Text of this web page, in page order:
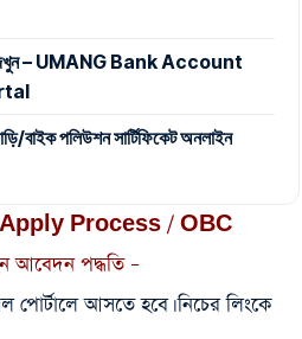
দেখুন – UMANG Bank Account
পলিউশন সার্টিফিকেট অনলাইন
Process / OBC
আবেদন পদ্ধতি –
আসতে হবে। নিচের লিংকে